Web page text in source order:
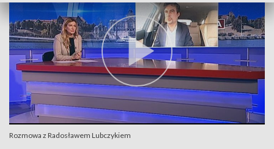
Rozmowa z Radosławem Lubczykiem